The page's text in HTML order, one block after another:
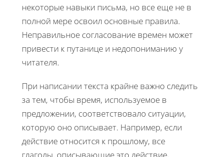
некоторые навыки письма, но все еще не в
полной мере освоил основные правила.
Неправильное согласование времен может
привести к путанице и недопониманию у
читателя.
При написании текста крайне важно следить
за тем, чтобы время, используемое в
предложении, соответствовало ситуации,
которую оно описывает. Например, если
действие относится к прошлому, все
глаголы, описывающие это действие,